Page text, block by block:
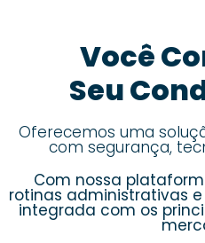
Você
Seu
Oferecemos uma
com segurança,
Com nossa
rotinas administrativas
integrada com os